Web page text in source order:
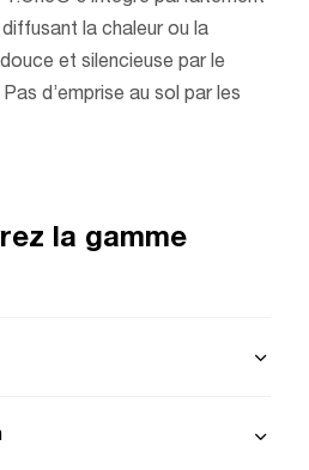
la chaleur ou la
et silencieuse par le
d’emprise au sol par les
la gamme